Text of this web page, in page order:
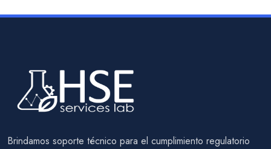
Brindamos soporte técnico para el cumplimiento regulatorio